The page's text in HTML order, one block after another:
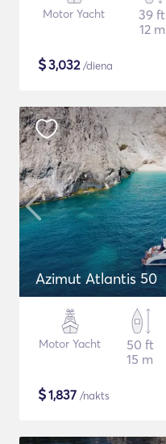
Motor Yacht
39 ft
12 m
$3,032/diena
Azimut Atlantis 50
Motor Yacht
50 ft
15 m
$1,837 /nakts